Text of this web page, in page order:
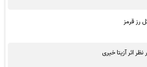
رز قرمز
اثر آزیتا خیری